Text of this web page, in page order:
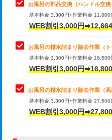
トイレタンク脱着
トイレ便器脱着
タンクレストイレ脱着
小便器トイレ脱着
その他部品の脱着
交換・取付（タンク）
お風呂の部品交換（ハンドル交換
基本料金 3,300円+作業料金
WEB割引3,000円
お風呂の排水詰まり除去作業（ト
基本料金 3,300円+作業料金
WEB割引3,000円
お風呂の排水詰まり除去作業（高
基本料金 3,300円+作業料金
WEB割引3,000円